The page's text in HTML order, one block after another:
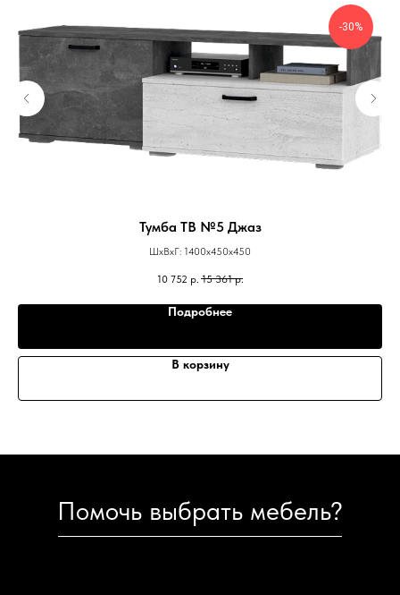
-30%
Тумба ТВ №5 Джаз
ШхВхГ: 1400х450х450
10 752 р. 15 361 р.
Подробнее
В корзину
Помочь выбрать мебель?